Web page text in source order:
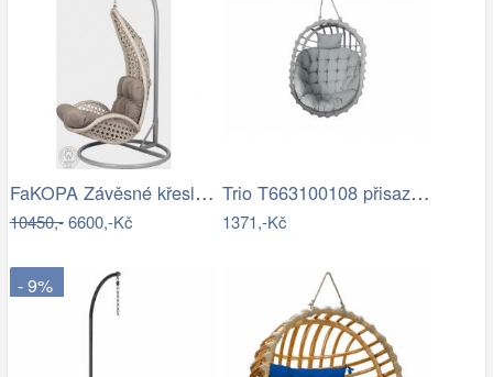
FaKOPA Závěsné křeslo do domu i na…
10450,-6600,-Kč
Trio T663100108 přisazené stropní…
1371,-Kč
- 9%